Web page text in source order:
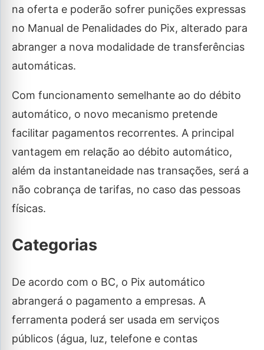
na oferta e poderão sofrer punições expressas
no Manual de Penalidades do Pix, alterado para
abranger a nova modalidade de transferências
automáticas.
Com funcionamento semelhante ao do débito
automático, o novo mecanismo pretende
facilitar pagamentos recorrentes. A principal
vantagem em relação ao débito automático,
além da instantaneidade nas transações, será a
não cobrança de tarifas, no caso das pessoas
físicas.
Categorias
De acordo com o BC, o Pix automático
abrangerá o pagamento a empresas. A
ferramenta poderá ser usada em serviços
públicos (água, luz, telefone e contas